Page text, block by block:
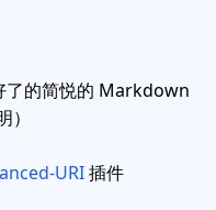
了的简悦的 Markdown
URI插件